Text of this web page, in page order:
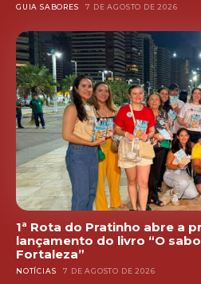
GUIA SABORES 7 DE AGOSTO DE 2026
1ª Rota do Pratinho abre a
lançamento do livro “O
Fortaleza”
NOTÍCIAS 7 DE AGOSTO DE 2026